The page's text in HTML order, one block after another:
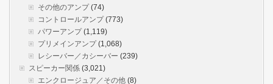
その他のアンプ(74)
コントロールアンプ(773)
パワーアンプ(1,119)
プリメインアンプ(1,068)
レシーバー／カシーバー (239)
スピーカー関係 (3,021)
エンクロージュア／その他 (8)